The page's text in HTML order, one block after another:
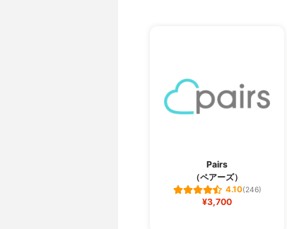
Pairs
（ペアーズ）
4.10(246)
¥3,700